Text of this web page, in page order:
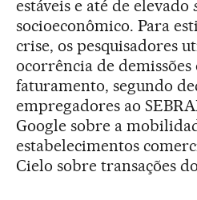
estáveis e até de elevado
socioeconômico. Para
crise, os pesquisadores
ocorrência de
faturamento, segundo
empregadores ao
Google sobre a
estabelecimentos
Cielo sobre transações